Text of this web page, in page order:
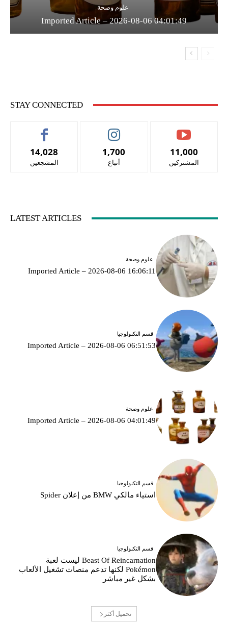
علوم وصحة
Imported Article – 2026-08-06 04:01:49
STAY CONNECTED
14,028
المشجعين
1,700
أتباع
11,000
المشتركين
LATEST ARTICLES
علوم وصحة
Imported Article – 2026-08-06 16:06:11
قسم التكنولوجيا
Imported Article – 2026-08-06 06:51:53
علوم وصحة
Imported Article – 2026-08-06 04:01:49
قسم التكنولوجيا
استياء مالكي BMW من إعلان Spider
قسم التكنولوجيا
Beast Of Reincarnation ليست لعبة
Pokémon لكنها تدعم منصات تشغيل الألعاب
بشكل غير مباشر
تحميل أكثر